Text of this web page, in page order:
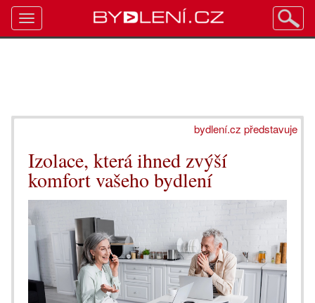
bydlení.cz představuje
Izolace, která ihned zvýší
komfort vašeho bydlení
Toggle
navigation